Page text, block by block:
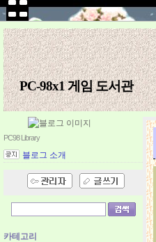
PC-98x1 게임 도서관
PC98 Library
블로그 소개
카테고리